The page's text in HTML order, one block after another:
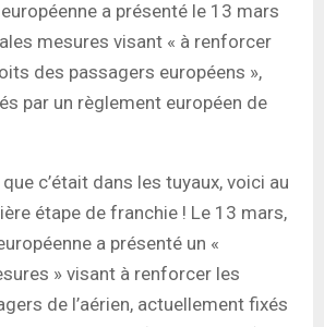
a présenté le 13 mars
mesures visant « à renforcer
des passagers européens »,
par un règlement européen de
c’était dans les tuyaux, voici au
étape de franchie ! Le 13 mars,
a présenté un «
» visant à renforcer les
de l’aérien, actuellement fixés